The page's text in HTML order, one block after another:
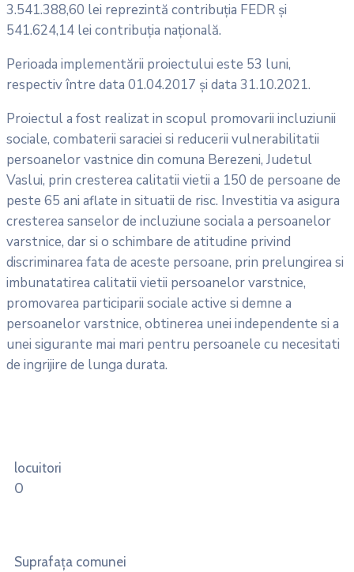
3.541.388,60 lei reprezintă contribuţia FEDR și
541.624,14 lei contribuția națională.
Perioada implementării proiectului este 53 luni,
respectiv între data 01.04.2017 şi data 31.10.2021.
Proiectul a fost realizat in scopul promovarii incluziunii
sociale, combaterii saraciei si reducerii vulnerabilitatii
persoanelor vastnice din comuna Berezeni, Judetul
Vaslui, prin cresterea calitatii vietii a 150 de persoane de
peste 65 ani aflate in situatii de risc. Investitia va asigura
cresterea sanselor de incluziune sociala a persoanelor
varstnice, dar si o schimbare de atitudine privind
discriminarea fata de aceste persoane, prin prelungirea si
imbunatatirea calitatii vietii persoanelor varstnice,
promovarea participarii sociale active si demne a
persoanelor varstnice, obtinerea unei independente si a
unei sigurante mai mari pentru persoanele cu necesitati
de ingrijire de lunga durata.
locuitori
0
Suprafața comunei